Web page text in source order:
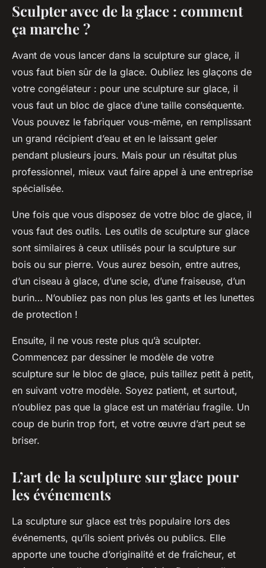
Sculpter avec de la glace : comment
ça marche ?
Avant de vous lancer dans la sculpture sur glace, il
vous faut bien sûr de la glace. Oubliez les glaçons de
votre congélateur : pour une sculpture sur glace, il
vous faut un bloc de glace d’une taille conséquente.
Vous pouvez le fabriquer vous-même, en remplissant
un grand récipient d’eau et en le laissant geler
pendant plusieurs jours. Mais pour un résultat plus
professionnel, mieux vaut faire appel à une entreprise
spécialisée.
Une fois que vous disposez de votre bloc de glace, il
vous faut des outils. Les outils de sculpture sur glace
sont similaires à ceux utilisés pour la sculpture sur
bois ou sur pierre. Vous aurez besoin, entre autres,
d’un ciseau à glace, d’une scie, d’une fraiseuse, d’un
burin… N’oubliez pas non plus les gants et les lunettes
de protection !
Ensuite, il ne vous reste plus qu’à sculpter.
Commencez par dessiner le modèle de votre
sculpture sur le bloc de glace, puis taillez petit à petit,
en suivant votre modèle. Soyez patient, et surtout,
n’oubliez pas que la glace est un matériau fragile. Un
coup de burin trop fort, et votre œuvre d’art peut se
briser.
L’art de la sculpture sur glace pour
les événements
La sculpture sur glace est très populaire lors des
événements, qu’ils soient privés ou publics. Elle
apporte une touche d’originalité et de fraîcheur, et